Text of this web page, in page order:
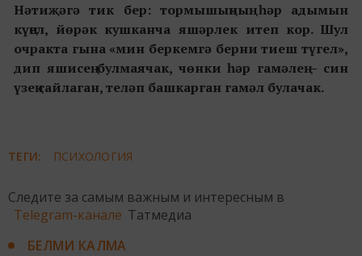
Нәтиҗәгә тик бер: тормышыңның һәр адымын
күңел, йөрәк кушканча яшәрлек итеп кор. Шул
очракта гына «мин беркемгә берни тиеш түгел»,
дип яшисең булмаячак, чөнки һәр гамәлең – син
үзең сайлаган, теләп башкарган гамәл булачак.
ТЕГИ: ПСИХОЛОГИЯ
Следите за самым важным и интересным в
Telegram-канале Татмедиа
БЕЛМИ КАЛМА